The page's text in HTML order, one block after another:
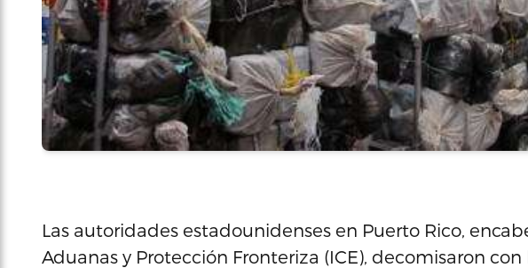
Las autoridades estadounidenses en Puerto Rico,
Aduanas y Protección Fronteriza (ICE), decomisaron